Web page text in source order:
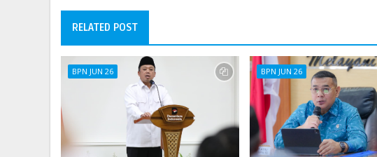
RELATED POST
BPN JUN 26 BPN JUN 26